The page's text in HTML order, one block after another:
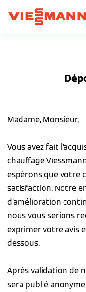
Madame, Monsieur,
Vous avez fait
chauffage
espérons que votre
satisfaction. Notre
d’amélioration
nous vous serions
exprimer votre avis
dessous.
Après validation de
sera publié